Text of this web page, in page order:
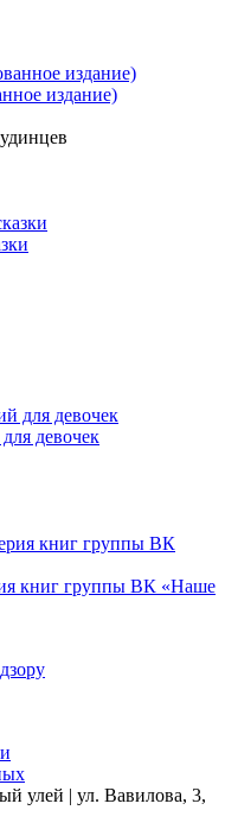
издание)
девочек
книг группы ВК «Наше
улей | ул. Вавилова, 3,